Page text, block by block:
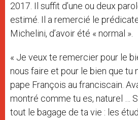
2017. Il suffit d’une ou deux
estimé. Il a remercié le
Michelini, d’avoir été « normal ».
« Je veux te remercier pour le
nous faire et pour le bien que tu
pape François au franciscain.
montré comme tu es, naturel …
tout le bagage de ta vie : les